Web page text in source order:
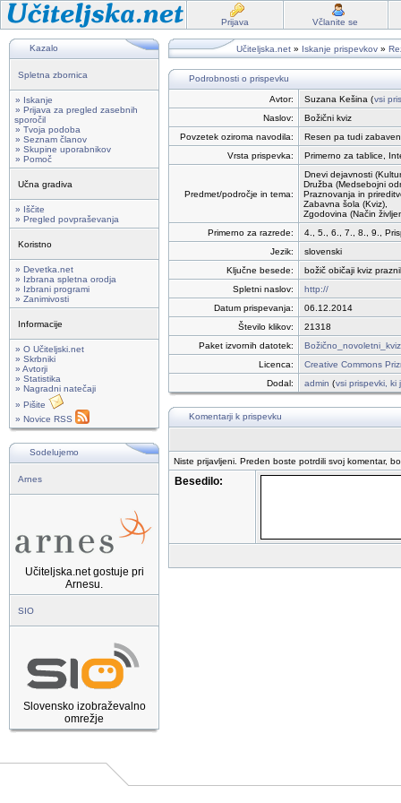
Prijava Včlanite se
Kazalo
Spletna zbornica
» Iskanje
» Prijava za pregled zasebnih
sporočil
» Tvoja podoba
» Seznam članov
» Skupine uporabnikov
» Pomoč
Učna gradiva
» Iščite
» Pregled povpraševanja
Koristno
» Devetka.net
» Izbrana spletna orodja
» Izbrani programi
» Zanimivosti
Informacije
» O Učiteljski.net
» Skrbniki
» Avtorji
» Statistika
» Nagradni natečaji
» Pišite
» Novice RSS
Sodelujemo
Arnes
Učiteljska.net gostuje pri
Arnesu.
SIO
Slovensko izobraževalno
omrežje
Učiteljska.net » Iskanje prispevkov »
Podrobnosti o prispevku
Avtor: Suzana Kešina (vsi
Naslov:
Božični kviz
Povzetek oziroma navodila:
Resen pa tudi
Vrsta prispevka:
Primerno za tablice,
Predmet/področje in tema:
Dnevi dejavnosti
Družba (Medsebojni
Praznovanja in
Zabavna šola (Kviz),
Zgodovina (Način
Primerno za razrede:
4., 5., 6., 7., 8., 9.,
Jezik:
slovenski
Ključne besede:
božič običaji kviz
Spletni naslov:
http://
Datum prispevanja:
06.12.2014
Število klikov:
21318
Paket izvornih datotek:
Licenca:
Creative Commons
Dodal:
admin (vsi prispevki, ki
Komentarji k prispevku
Niste prijavljeni. Preden boste potrdili svoj komentar,
Besedilo: